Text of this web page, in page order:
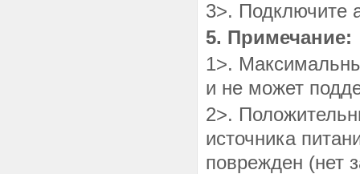
3>. Подключите
5. Примечание:
1>.
и не может
2>.
источника
поврежден (нет